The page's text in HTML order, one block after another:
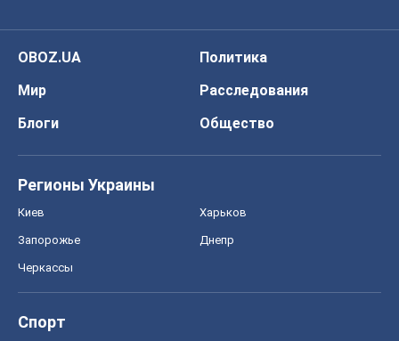
OBOZ.UA
Политика
Мир
Расследования
Блоги
Общество
Регионы Украины
Киев Харьков
Запорожье Днепр
Черкассы
Спорт